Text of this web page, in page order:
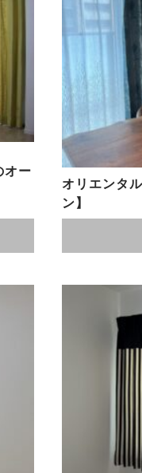
オー
オリエンタ
ン】